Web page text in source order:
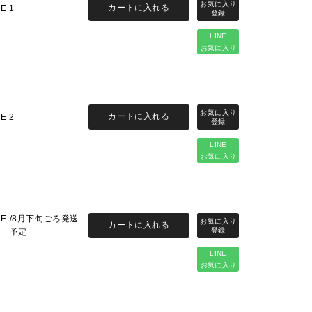
1
LINE
お気に入り
カートに入れる
2
LINE
お気に入り
カートに入れる
/8月下旬ごろ発送
予定
LINE
お気に入り
カートに入れる